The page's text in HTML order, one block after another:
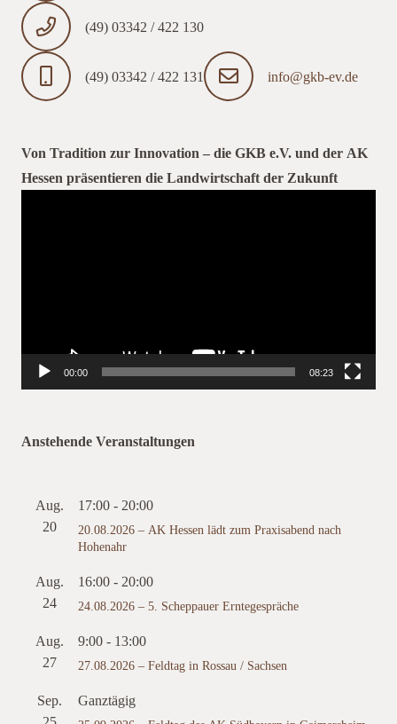
(49) 03342 / 422 130
(49) 03342 / 422 131 info@gkb-ev.de
Von Tradition zur Innovation – die GKB e.V. und der AK
Hessen präsentieren die Landwirtschaft der Zukunft
00:00 08:23
Anstehende Veranstaltungen
Aug.
20
17:00-20:00
20.08.2026 – AK Hessen lädt zum Praxisabend nach
Hohenahr
Aug.
24
16:00-20:00
24.08.2026 – 5. Scheppauer Erntegespräche
Aug.
27
9:00- 13:00
27.08.2026 – Feldtag in Rossau / Sachsen
Sep.
Ganztägig